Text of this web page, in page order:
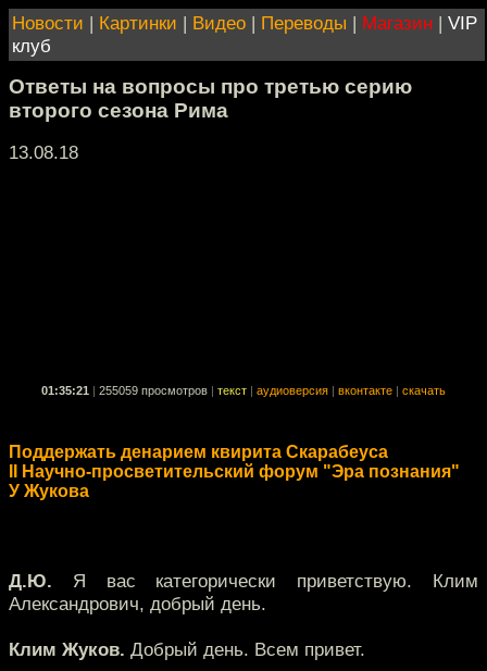
Новости | Картинки | Видео | Переводы | Магазин | VIP
клуб
Ответы на вопросы про третью серию
второго сезона Рима
13.08.18
01:35:21 255059 просмотров текст аудиоверсия вконтакте скачать
Поддержать денарием квирита Скарабеуса
II Научно-просветительский форум "Эра познания"
У Жукова
Д.Ю. Я вас категорически приветствую. Клим
Александрович, добрый день.
Клим Жуков. Добрый день. Всем привет.